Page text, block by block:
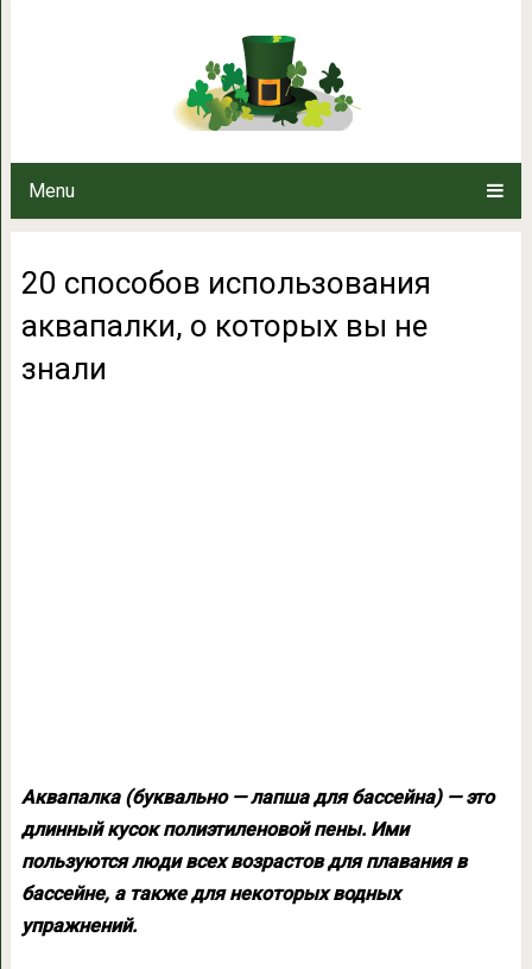
Menu
20 способов использования
20 способов использования
аквапалки, о которых вы не
знали
Аквапалка (буквально — лапша для бассейна) — это
длинный кусок полиэтиленовой пены. Ими
пользуются люди всех возрастов для плавания в
бассейне, а также для некоторых водных
упражнений.